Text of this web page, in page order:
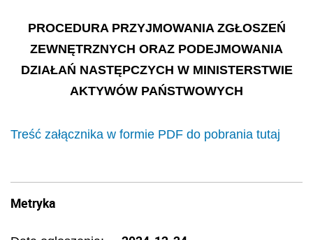
PROCEDURA PRZYJMOWANIA ZGŁOSZEŃ
ZEWNĘTRZNYCH ORAZ PODEJMOWANIA
DZIAŁAŃ NASTĘPCZYCH W MINISTERSTWIE
AKTYWÓW PAŃSTWOWYCH
Treść załącznika w formie PDF do pobrania tutaj
Metryka